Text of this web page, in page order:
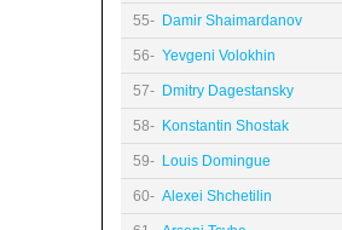
55- Damir Shaimardanov
56- Yevgeni Volokhin
57- Dmitry Dagestansky
58- Konstantin Shostak
59- Louis Domingue
60- Alexei Shchetilin